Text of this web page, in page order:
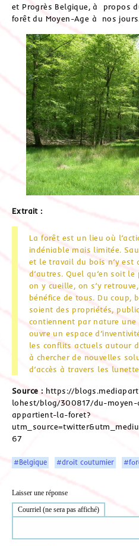
et Progrès Belgique, à propos
forêt du Moyen-Age à nos
Extrait :
La forêt est un lieu où
indéniable mais limitée.
et le travail du bois n’y est
d’autres. Quel qu’en soit
on y cueille, on s’y
bénéfice de tous. Du coup,
soient des propriétés,
contiennent par nature une
ouvre un espace
les conflits actuels autour
à chercher de nouvelles
d’accès à travers les
Source : https://
lohest/blog/300817/du-
appartient-la-foret?
67
#Belgique #droit coutumier
Laisser une réponse
Courriel (ne sera pas affiché)